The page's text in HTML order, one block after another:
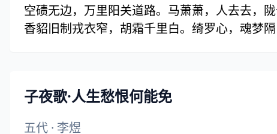
空碛无边，万里阳关道路。马萧萧，人去去，陇
香貂旧制戎衣窄，胡霜千里白。绮罗心，魂梦隔
子夜歌·人生愁恨何能免
五代 · 李煜